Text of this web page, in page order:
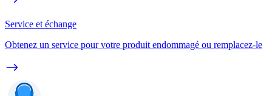
Service et échange
Obtenez un service pour votre produit endommagé ou remplacez-le